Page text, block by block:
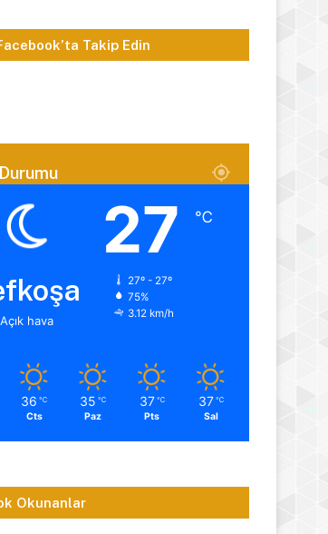
Takip Edin
Açık hava
27 ℃
27º - 27º
75%
3.12 km/h
36 ℃
Cts
35 ℃
Paz
37 ℃
Pts
37 ℃
Sal
Okunanlar